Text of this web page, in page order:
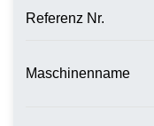
Referenz Nr.
Maschinenname